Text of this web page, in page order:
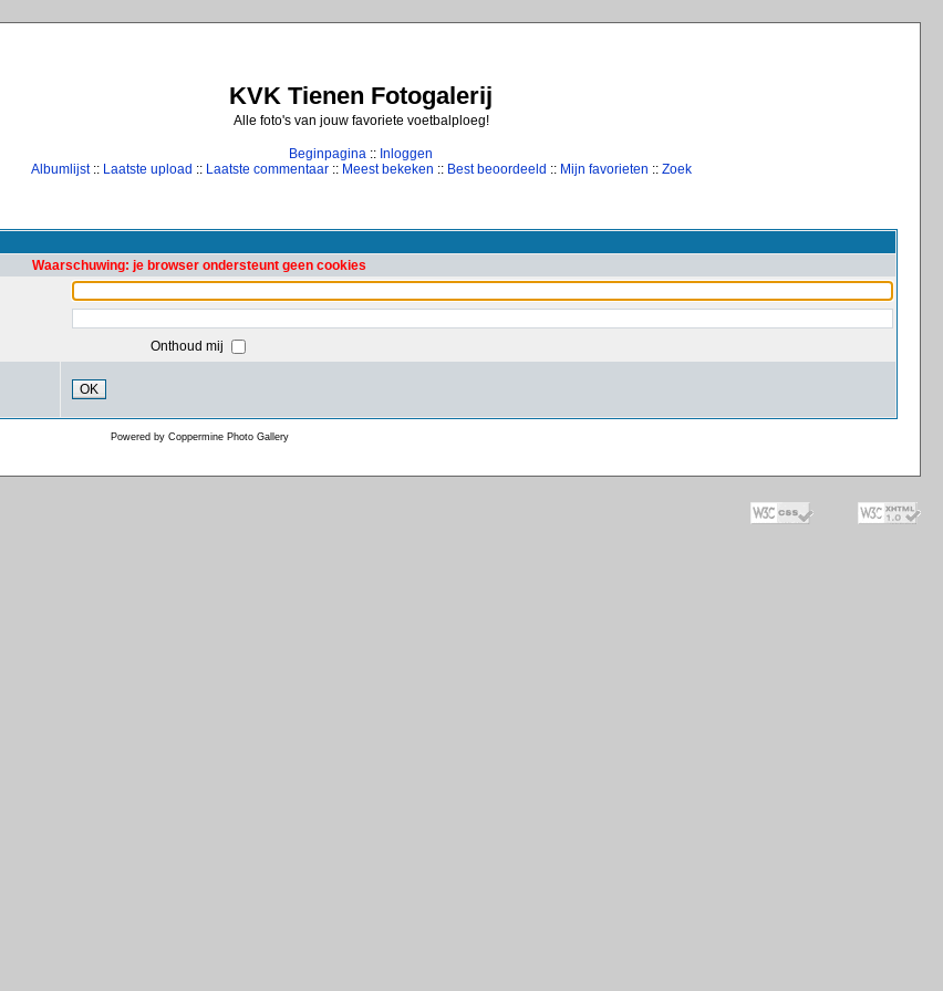
KVK Tienen Fotogalerij
Alle foto's van jouw favoriete voetbalploeg!
Beginpagina :: Inloggen
Albumlijst:: Laatste upload :: Laatste commentaar:: Meest bekeken :: Best beoordeeld :: Mijn favorieten :: Zoek
Waarschuwing: je browser ondersteunt geen cookies
Onthoud mij
OK
Powered by Coppermine Photo Gallery